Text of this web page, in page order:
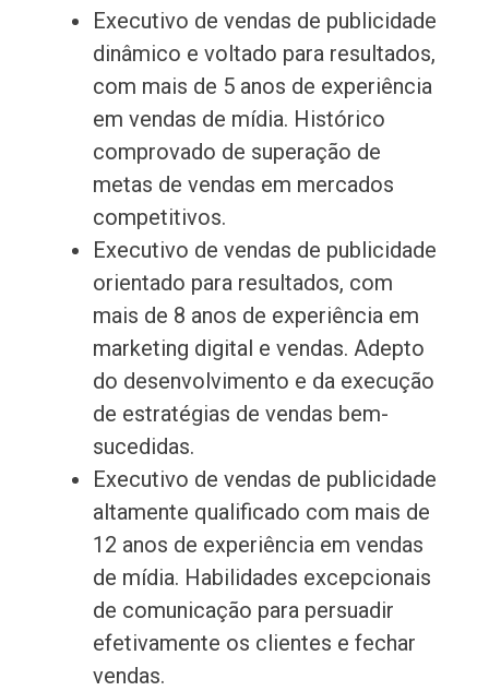
Executivo de vendas de publicidade
dinâmico e voltado para resultados,
com mais de 5 anos de experiência
em vendas de mídia. Histórico
comprovado de superação de
metas de vendas em mercados
competitivos.
Executivo de vendas de publicidade
orientado para resultados, com
mais de 8 anos de experiência em
marketing digital e vendas. Adepto
do desenvolvimento e da execução
de estratégias de vendas bem-
sucedidas.
Executivo de vendas de publicidade
altamente qualificado com mais de
12 anos de experiência em vendas
de mídia. Habilidades excepcionais
de comunicação para persuadir
efetivamente os clientes e fechar
vendas.